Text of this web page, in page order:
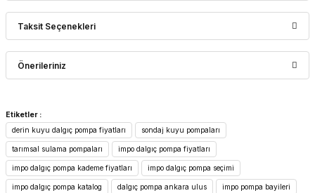
Bu ürüne ilk yorumu siz yapın!
Taksit Seçenekleri
Önerileriniz
Bu ürünün fiyat bilgisi, resim, ürün açıklamalarında ve diğer
konularda yetersiz gördüğünüz noktaları öneri formunu
kullanarak tarafımıza iletebilirsiniz.
Görüş ve önerileriniz için teşekkür ederiz.
Ürün resmi kalitesiz, bozuk veya görüntülenemiyor.
Etiketler :
derin kuyu dalgıç pompa fiyatları
sondaj kuyu pompaları
tarımsal sulama pompaları impo dalgıç pompa fiyatları
impo dalgıç pompa kademe fiyatları impo dalgıç pompa seçimi
impo dalgıç pompa katalog dalgıç pompa ankara ulus impo pompa bayileri